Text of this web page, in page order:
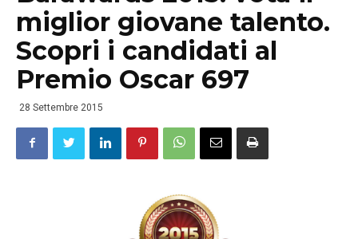
miglior giovane talento.
Scopri i candidati al
Premio Oscar 697
28 Settembre 2015